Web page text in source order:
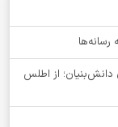
رسانه‌ها
از اطلس